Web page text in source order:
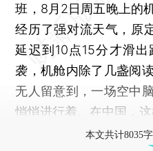
班，8月2日周五晚上的
经历了强对流天气，原
延迟到10点15分才滑
袭，机舱内除了几盏阅
无人留意到，一场空中
悄悄进行着。在中国，这
本文共计8035